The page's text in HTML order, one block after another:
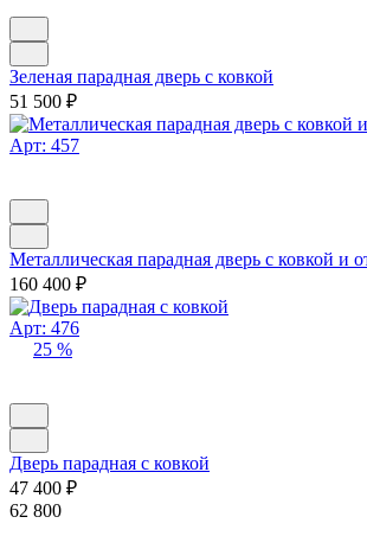
Зеленая парадная дверь с ковкой
51 500 ₽
Арт: 457
Металлическая парадная дверь с ковкой и
160 400 ₽
Арт: 476
25 %
Дверь парадная с ковкой
47 400 ₽
62 800